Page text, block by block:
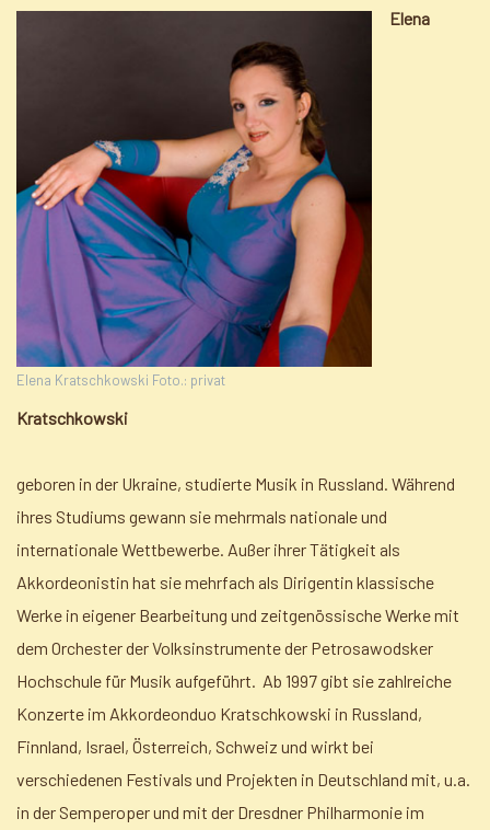
Elena Kratschkowski Foto.: privat
Elena
Kratschkowski
geboren in der Ukraine, studierte Musik in Russland. Während
ihres Studiums gewann sie mehrmals nationale und
internationale Wettbewerbe. Außer ihrer Tätigkeit als
Akkordeonistin hat sie mehrfach als Dirigentin klassische
Werke in eigener Bearbeitung und zeitgenössische Werke mit
dem Orchester der Volksinstrumente der Petrosawodsker
Hochschule für Musik aufgeführt. Ab 1997 gibt sie zahlreiche
Konzerte im Akkordeonduo Kratschkowski in Russland,
Finnland, Israel, Österreich, Schweiz und wirkt bei
verschiedenen Festivals und Projekten in Deutschland mit, u.a.
in der Semperoper und mit der Dresdner Philharmonie im